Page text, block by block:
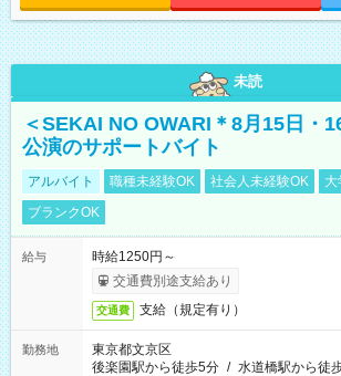
未読
＜SEKAI NO OWARI＊8月15日・
公演のサポートバイト
アルバイト 職種未経験OK 社会人未経験OK
大
ブランクOK
給与
時給1250円～
交通費別途支給あり
交通費 支給（規定有り）
勤務地
東京都文京区
後楽園駅から徒歩5分 / 水道橋駅から徒